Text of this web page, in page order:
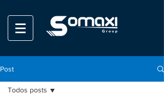
Post
Todos posts